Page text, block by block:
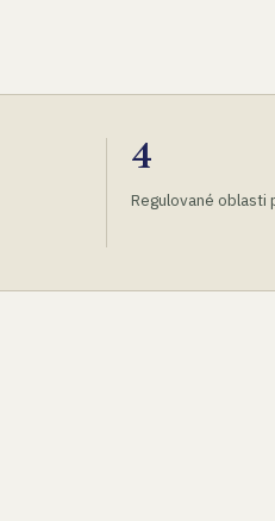
4
Regulované oblasti